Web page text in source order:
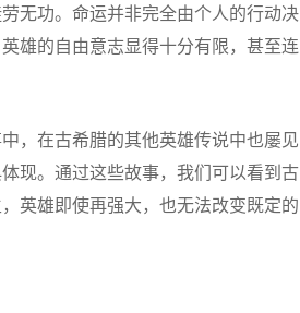
无功。命运并非完全由个人的行动决
雄的自由意志显得十分有限，甚至连
，在古希腊的其他英雄传说中也屡见
现。通过这些故事，我们可以看到古
英雄即使再强大，也无法改变既定的